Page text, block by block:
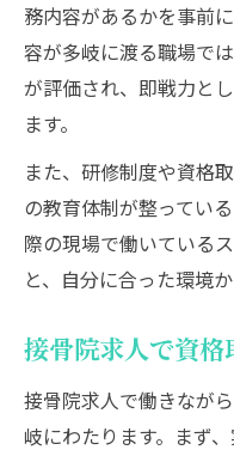
務内容があるかを事前
容が多岐に渡る職場で
が評価され、即戦力と
ます。
また、研修制度や資格
の教育体制が整ってい
際の現場で働いている
と、自分に合った環境
接骨院求人で資格
接骨院求人で働きなが
岐にわたります。まず